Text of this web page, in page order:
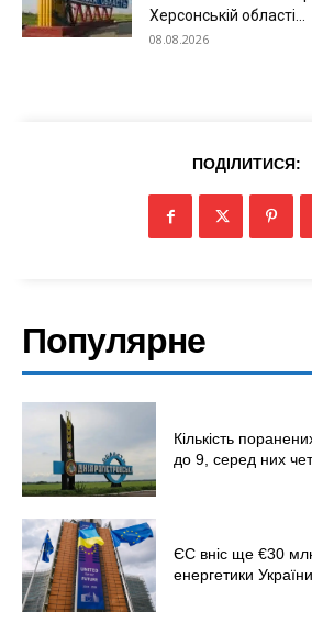
Меню
Херсонській області...
08.08.2026
ПОДІЛИТИСЯ:
Популярне
Кількість
до 9, серед них
ЄС вніс ще €30
енергетики України